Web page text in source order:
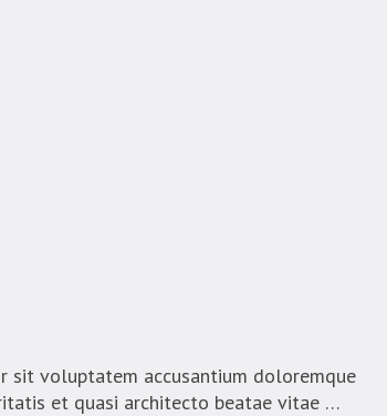
sit voluptatem accusantium doloremque
et quasi architecto beatae vitae …